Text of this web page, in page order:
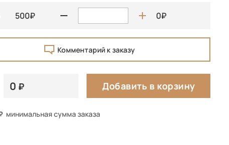
500 0
Комментарий к заказу
0 Добавить в корзину
минимальная сумма заказа